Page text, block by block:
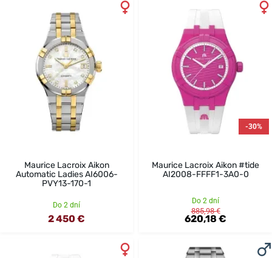
Maurice Lacroix Aikon
Automatic Ladies AI6006-
PVY13-170-1
Do 2 dní
2 450 €
-30%
Maurice Lacroix Aikon #tide
AI2008-FFFF1-3A0-0
Do 2 dní
885,98 €
620,18 €